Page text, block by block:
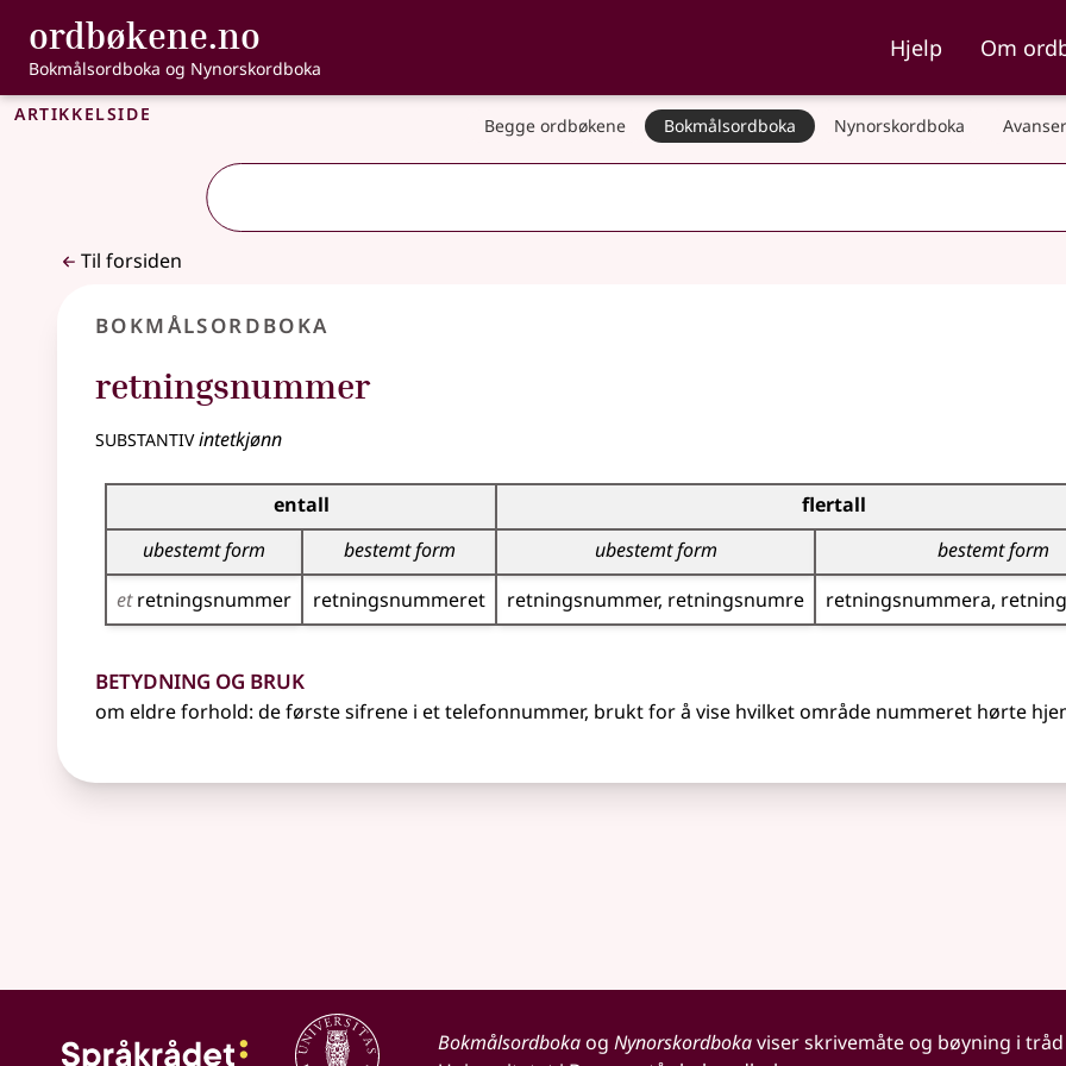
Gå til hovedinnhold
Tilgjengelighet
ordbøkene.no , Bokmålsordboka og Nynorskordboka
Bokmålsordboka og Nynorskordboka
Hjelp Om
Artikkelside Begge ordbøkene Bokmålsordboka Nynorskordboka
Til forsiden
Bokmålsordboka
retningsnummer
substantivintetkjønn
Bøyingstabell for dette substantivet
entall
flertall
ubestemt form
bestemt form ubestemt form
bestemt form
etretnings­nummer retnings­nummeret retnings­nummer retnings­numre retnings­nummera
Betydning og bruk
om eldre forhold: de første sifrene i et telefonnummer, brukt for å vise hvilket område nummeret hørte
Bokmålsordbokaog Nynorskordbokaviser skrivemåte og bøyning i